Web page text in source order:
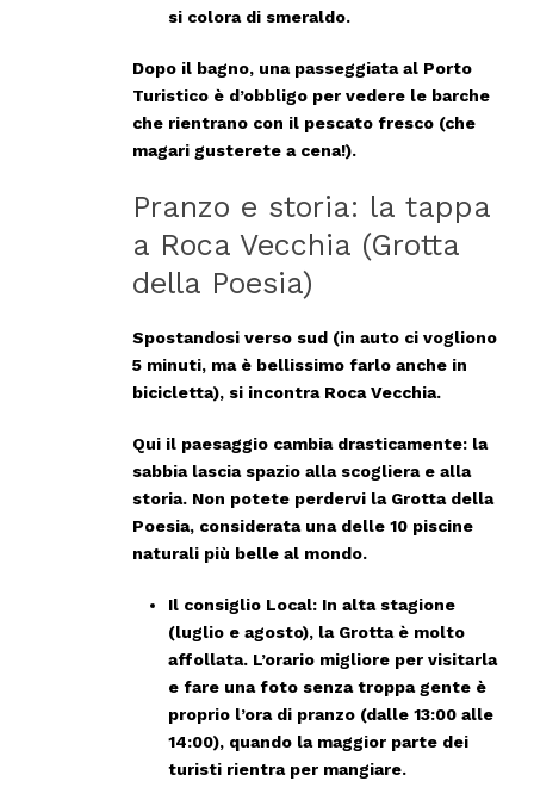
si colora di smeraldo.
Dopo il bagno, una passeggiata al Porto
Turistico è d’obbligo per vedere le barche
che rientrano con il pescato fresco (che
magari gusterete a cena!).
Pranzo e storia: la tappa
a Roca Vecchia (Grotta
della Poesia)
Spostandosi verso sud (in auto ci vogliono
5 minuti, ma è bellissimo farlo anche in
bicicletta), si incontra Roca Vecchia.
Qui il paesaggio cambia drasticamente: la
sabbia lascia spazio alla scogliera e alla
storia. Non potete perdervi la Grotta della
Poesia, considerata una delle 10 piscine
naturali più belle al mondo.
Il consiglio Local: In alta stagione
(luglio e agosto), la Grotta è molto
affollata. L’orario migliore per visitarla
e fare una foto senza troppa gente è
proprio l’ora di pranzo (dalle 13:00 alle
14:00), quando la maggior parte dei
turisti rientra per mangiare.